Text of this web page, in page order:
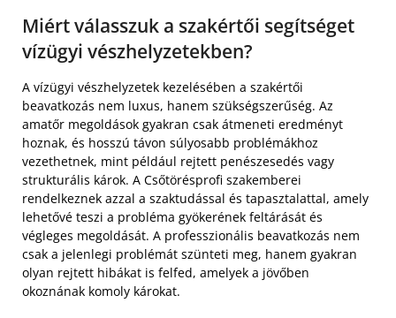
Miért válasszuk a szakértői segítséget
vízügyi vészhelyzetekben?
A vízügyi vészhelyzetek kezelésében a szakértői
beavatkozás nem luxus, hanem szükségszerűség. Az
amatőr megoldások gyakran csak átmeneti eredményt
hoznak, és hosszú távon súlyosabb problémákhoz
vezethetnek, mint például rejtett penészesedés vagy
strukturális károk. A Csőtörésprofi szakemberei
rendelkeznek azzal a szaktudással és tapasztalattal, amely
lehetővé teszi a probléma gyökerének feltárását és
végleges megoldását. A professzionális beavatkozás nem
csak a jelenlegi problémát szünteti meg, hanem gyakran
olyan rejtett hibákat is felfed, amelyek a jövőben
okoznának komoly károkat.